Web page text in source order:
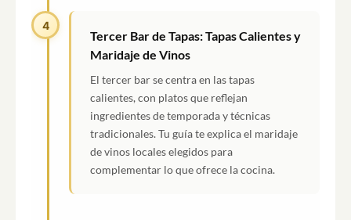
4
Tercer Bar de Tapas: Tapas Calientes y
Maridaje de Vinos
El tercer bar se centra en las tapas
calientes, con platos que reflejan
ingredientes de temporada y técnicas
tradicionales. Tu guía te explica el maridaje
de vinos locales elegidos para
complementar lo que ofrece la cocina.